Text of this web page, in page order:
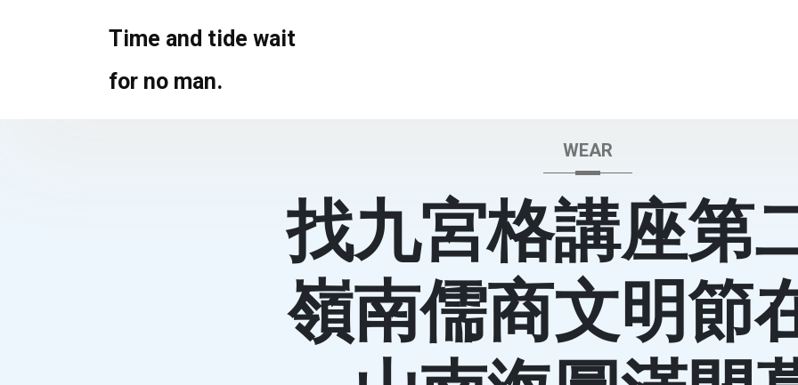
Time and tide wait
for no man.
WEAR
找九宮格講座第
嶺南儒商文明節